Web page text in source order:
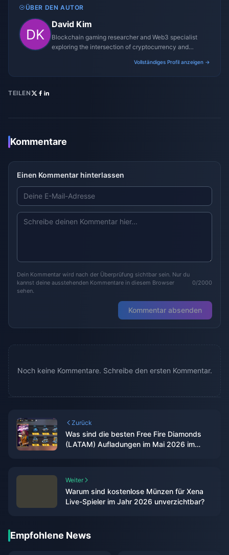
ÜBER DEN AUTOR
David Kim
Blockchain gaming researcher and Web3 specialist
exploring the intersection of cryptocurrency and
Vollständiges Profil anzeigen →
TEILEN
Kommentare
Einen Kommentar hinterlassen
Dein Kommentar wird nach der Überprüfung sichtbar sein. Nur du
kannst deine ausstehenden Kommentare in diesem Browser
sehen.
0/2000
Kommentar absenden
Noch keine Kommentare. Schreibe den ersten Kommentar.
Zurück
Was sind die besten Free Fire Diamonds
(LATAM) Aufladungen im Mai 2026 im
Weiter
Warum sind kostenlose Münzen für Xena
Live-Spieler im Jahr 2026 unverzichtbar?
Empfohlene News